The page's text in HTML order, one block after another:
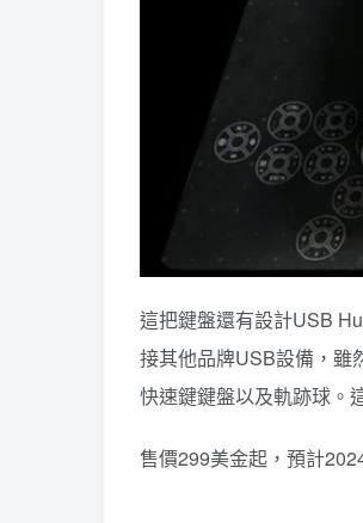
這把鍵盤還有設計USB
接其他品牌USB設備，雖
快速鍵鍵盤以及軌跡球。
售價299美金起，預計